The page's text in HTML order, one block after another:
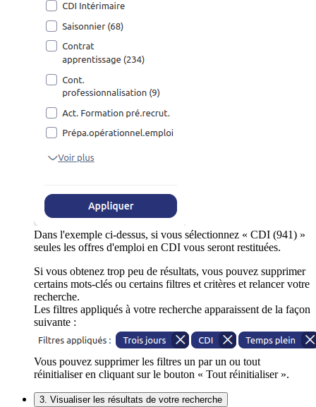
Dans l'exemple ci-dessus, si vous sélectionnez « CDI (941) »
seules les offres d'emploi en CDI vous seront restituées.
Si vous obtenez trop peu de résultats, vous pouvez supprimer
certains mots-clés ou certains filtres et critères et relancer votre
recherche.
Les filtres appliqués à votre recherche apparaissent de la façon
suivante :
Vous pouvez supprimer les filtres un par un ou tout
réinitialiser en cliquant sur le bouton « Tout réinitialiser ».
3. Visualiser les résultats de votre recherche